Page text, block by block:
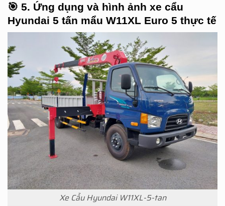
🎯 5. Ứng dụng và hình ảnh xe cẩu
Hyundai 5 tấn mẩu W11XL Euro 5 thực tế
Xe Cẩu Hyundai W11XL-5-tan